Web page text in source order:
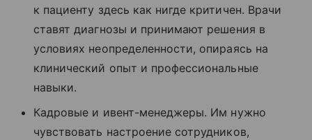
к пациенту здесь как нигде критичен. Врачи
ставят диагнозы и принимают решения в
условиях неопределенности, опираясь на
клинический опыт и профессиональные
навыки.
Кадровые и ивент-менеджеры. Им нужно
чувствовать настроение сотрудников,